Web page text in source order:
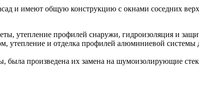
и имеют общую конструкцию с окнами соседних
утепление профилей снаружи, гидроизоляция и
утепление и отделка профилей алюминиевой
была произведена их замена на шумоизолирующие